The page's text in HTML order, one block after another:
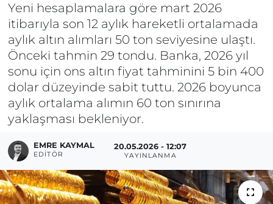
Yeni hesaplamalara göre mart 2026
itibarıyla son 12 aylık hareketli ortalamada
aylık altın alımları 50 ton seviyesine ulaştı.
Önceki tahmin 29 tondu. Banka, 2026 yıl
sonu için ons altın fiyat tahminini 5 bin 400
dolar düzeyinde sabit tuttu. 2026 boyunca
aylık ortalama alımın 60 ton sınırına
yaklaşması bekleniyor.
EMRE KAYMAL
EDITÖR
20.05.2026 - 12:07
YAYINLANMA